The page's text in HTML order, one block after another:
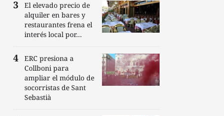
El elevado precio de
alquiler en bares y
restaurantes frena el
interés local por...
ERC presiona a
Collboni para
ampliar el módulo de
socorristas de Sant
Sebastià